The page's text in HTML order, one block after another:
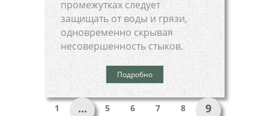
промежутках следует
защищать от воды и грязи,
одновременно скрывая
несовершенность стыков.
Подробно
1 ... 5 6 7 8 9